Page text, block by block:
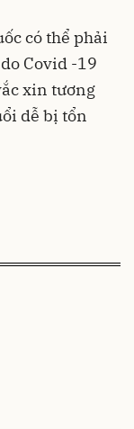
có thể phải
Covid -19
xin tương
dễ bị tổn